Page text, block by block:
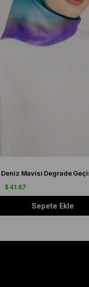
$ 41.67
Sepete Ekle